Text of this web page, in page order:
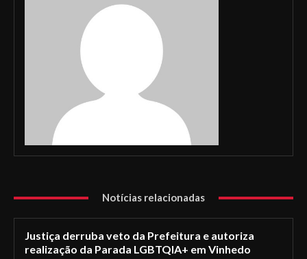
Notícias relacionadas
Justiça derruba veto da Prefeitura e autoriza
realização da Parada LGBTQIA+ em Vinhedo